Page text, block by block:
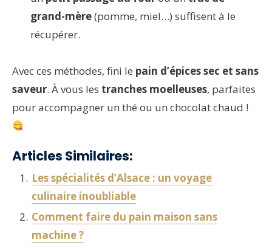
grand-mère(pomme, miel…) suffisent à le
récupérer.
Avec ces méthodes, fini le pain d’épices sec et sans
saveur. À vous les tranches moelleuses, parfaites
pour accompagner un thé ou un chocolat chaud !
Articles Similaires:
Les spécialités d’Alsace : un voyage
culinaire inoubliable
Comment faire du pain maison sans
machine ?